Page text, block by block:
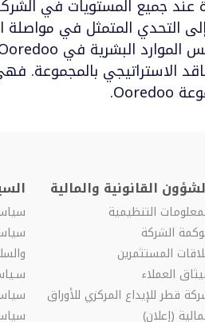
التحدي المتمثل في مواصلة
الاستراتيجي
القانونية والمالية
التنظيمية
الشركة
المستثمرين
العملاء
قطر للإيداع المركزي للأوراق
(إعلان)